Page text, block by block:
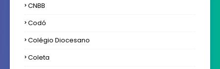
CNBB
Codó
Colégio Diocesano
Coleta